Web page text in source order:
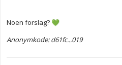
Noen forslag? 💚
Anonymkode: d61fc...019